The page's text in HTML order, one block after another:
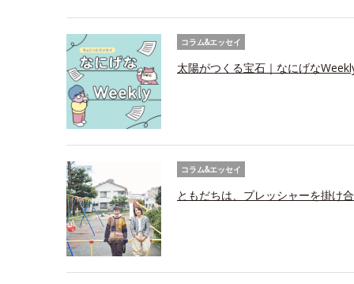
コラム&エッセイ
太陽がつくる宝石｜なにげな
コラム&エッセイ
ともだちは、プレッシャーを掛け